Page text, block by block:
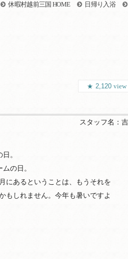
休暇村越前三国 HOME 日帰り入浴
2,120 view
スタッフ名：
。
の日。
にあるということは、もうそれを
もしれません。今年も暑いですよ